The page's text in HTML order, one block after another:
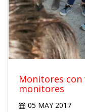
Monitores con
monitores
05 MAY 2017